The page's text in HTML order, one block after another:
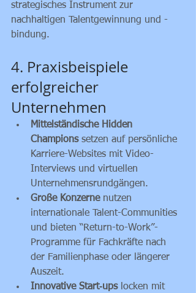
strategisches Instrument zur
nachhaltigen Talentgewinnung und -
bindung.
4. Praxisbeispiele
erfolgreicher
Unternehmen
Mittelständische Hidden
Champions setzen auf persönliche
Karriere-Websites mit Video-
Interviews und virtuellen
Unternehmensrundgängen.
Große Konzerne nutzen
internationale Talent-Communities
und bieten “Return-to-Work”-
Programme für Fachkräfte nach
der Familienphase oder längerer
Auszeit.
Innovative Start‑ups locken mit